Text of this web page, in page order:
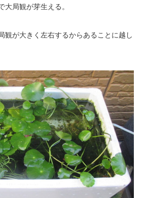
大局観が芽生える。
観が大きく左右するからあることに越し